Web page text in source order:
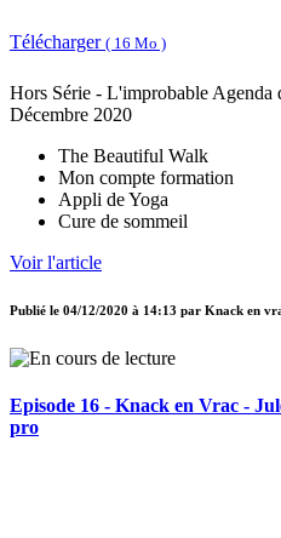
Télécharger ( 16 Mo )
Hors Série - L'improbable Agenda
Décembre 2020
The Beautiful Walk
Mon compte formation
Appli de Yoga
Cure de sommeil
Voir l'article
Publié le 04/12/2020 à 14:13 par Knack en
Episode 16 - Knack en Vrac -
pro